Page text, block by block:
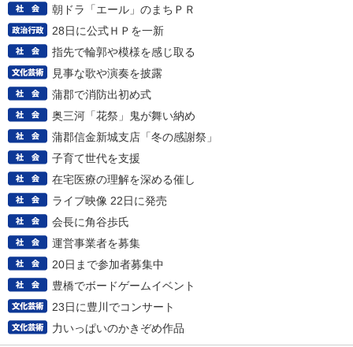
朝ドラ「エール」のまちＰＲ
28日に公式ＨＰを一新
指先で輪郭や模様を感じ取る
見事な歌や演奏を披露
蒲郡で消防出初め式
奥三河「花祭」鬼が舞い納め
蒲郡信金新城支店「冬の感謝祭」
子育て世代を支援
在宅医療の理解を深める催し
ライブ映像 22日に発売
会長に角谷歩氏
運営事業者を募集
20日まで参加者募集中
豊橋でボードゲームイベント
23日に豊川でコンサート
力いっぱいのかきぞめ作品